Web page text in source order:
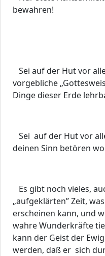
bewahren!
Sei auf der Hut vor
vorgebliche
Dinge dieser Erde
Sei auf der Hut vor
deinen Sinn betören
Es gibt noch vieles,
„aufgeklärten” Zeit,
erscheinen kann, und
wahre Wunderkräfte
kann der Geist der
werden, daß er sich